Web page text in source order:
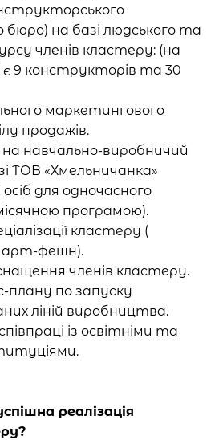
бюро) на базі людського та
членів кластеру: (на
є 9 конструкторів та 30
маркетингового
продажів.
навчально-виробничий
ТОВ «Хмельничанка»
для одночасного
програмою).
кластеру (
фешн).
членів кластеру.
плану по запуску
ліній виробництва.
із освітніми та
реалізація